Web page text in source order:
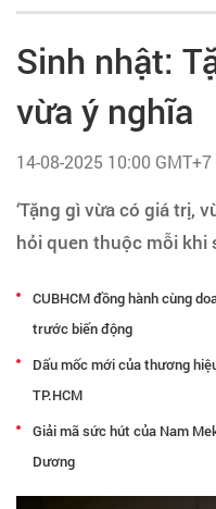
Tìm việc làm
Tạo hồ sơ
Cẩm nang việc làm
Bạn cần tuyển người
Nhà tuyển dụng
Sinh nhật:
vừa ý nghĩa
14-08-2025 10:00 GMT+7
‘Tặng gì vừa có giá trị,
hỏi quen thuộc mỗi khi
CUBHCM đồng hành cùng
trước biến động
Dấu mốc mới của thương
TP.HCM
Giải mã sức hút của Nam
Dương